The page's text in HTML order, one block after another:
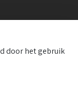
door het gebruik